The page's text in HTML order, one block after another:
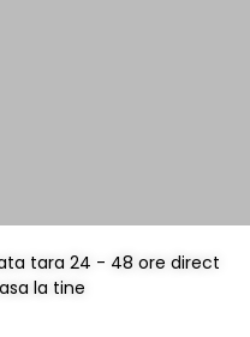
tara 24 - 48 ore direct
la tine